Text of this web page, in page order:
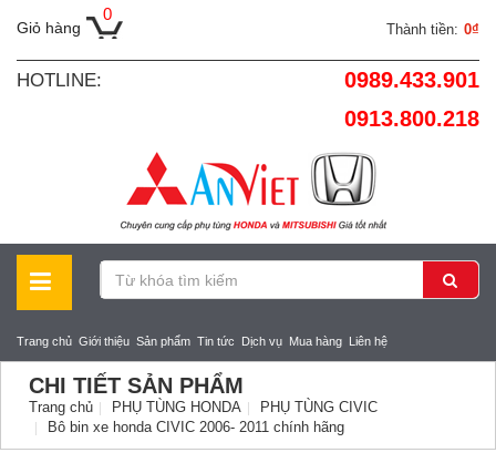
Giỏ hàng
0
Thành tiền: 0₫
HOTLINE:
0989.433.901
0913.800.218
Trang chủ Giới thiệu Sản phẩm Tin tức Dịch vụ Mua hàng Liên hệ
CHI TIẾT SẢN PHẨM
Trang chủ PHỤ TÙNG HONDA
PHỤ TÙNG CIVIC
Bô bin xe honda CIVIC 2006- 2011 chính hãng